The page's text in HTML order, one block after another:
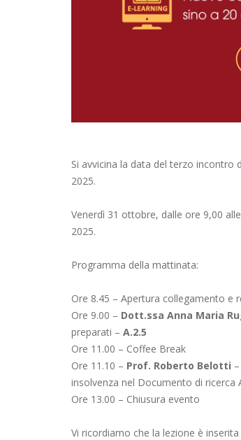
Si avvicina la data del terzo incontro
2025.
Venerdì 31 ottobre, dalle ore 9,00
2025.
Programma della mattinata:
Ore 8.45 – Apertura collegamento e
Ore 9.00 – Dott.ssa Anna Maria
preparati – A.2.5
Ore 11.00 – Coffee Break
Ore 11.10 – Prof. Roberto Belotti
insolvenza nel Documento di ricerca
Ore 13.00 – Chiusura evento
Vi ricordiamo che la lezione è